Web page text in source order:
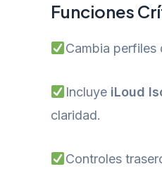
Funciones
Cambia perfiles
Incluye iLoud
claridad.
Controles